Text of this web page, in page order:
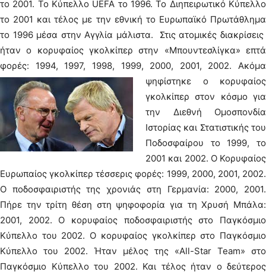
το 2001. Το Κύπελλο UEFA το 1996. Το Διηπειρωτικό Κύπελλο
το 2001 και τέλος με την εθνική το Ευρωπαϊκό Πρωτάθλημα
το 1996 μέσα στην Αγγλία μάλιστα. Στις ατομικές διακρίσεις
ήταν ο κορυφαίος γκολκίπερ στην «Μπουντεσλίγκα» επτά
φορές: 1994, 1997, 1998, 1999, 2000, 2001, 2002. Ακόμα
ψηφίστηκε ο κορυφαίος
γκολκίπερ στον κόσμο για
την Διεθνή Ομοσπονδία
Ιστορίας και Στατιστικής του
Ποδοσφαίρου το 1999, το
2001 και 2002. Ο Κορυφαίος
Ευρωπαίος γκολκίπερ τέσσερις φορές: 1999, 2000, 2001, 2002.
Ο ποδοσφαιριστής της χρονιάς στη Γερμανία: 2000, 2001.
Πήρε την τρίτη θέση στη ψηφοφορία για τη Χρυσή Μπάλα:
2001, 2002. Ο κορυφαίος ποδοσφαιριστής στο Παγκόσμιο
Κύπελλο του 2002. Ο κορυφαίος γκολκίπερ στο Παγκόσμιο
Κύπελλο του 2002. Ήταν μέλος της «All-Star Team» στο
Παγκόσμιο Κύπελλο του 2002. Και τέλος ήταν ο δεύτερος